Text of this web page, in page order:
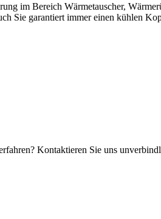
im Bereich Wärmetauscher,
Sie garantiert immer einen kühlen
Kontaktieren Sie uns